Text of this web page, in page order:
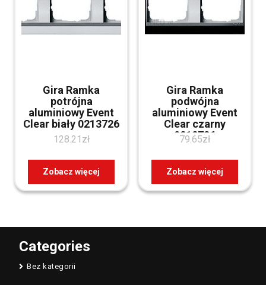
Gira Ramka
potrójna
aluminiowy Event
Clear biały 0213726
128.21 zł
Zobacz więcej
Gira Ramka
podwójna
aluminiowy Event
Clear czarny
0212736
79.65zł
Zobacz więcej
Categories
Bez kategorii